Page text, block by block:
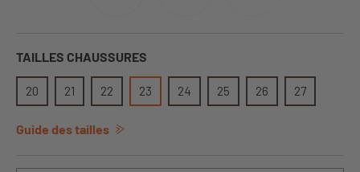
TAILLES CHAUSSURES
20 21 22 23 24 25 26 27
Guide des tailles